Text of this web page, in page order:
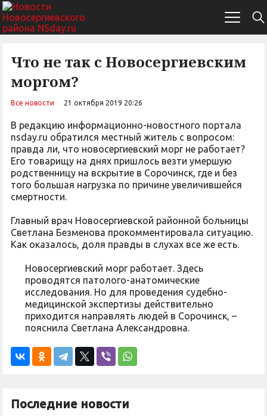
Что не так с Новосергиевским
моргом?
Все новости 21 октября 2019 20:26
В редакцию информационно-новостного портала
nsday.ru обратился местный житель с вопросом:
правда ли, что новосергиевский морг не работает?
Его товарищу на днях пришлось везти умершую
родственницу на вскрытие в Сорочинск, где и без
того большая нагрузка по причине увеличившейся
смертности.
Главный врач Новосергиевской районной больницы
Светлана Безменова прокомментировала ситуацию.
Как оказалось, доля правды в слухах все же есть.
Новосергиевский морг работает. Здесь
проводятся патолого-анатомические
исследования. Но для проведения судебно-
медицинской экспертизы действительно
приходится направлять людей в Сорочинск, –
пояснила Светлана Александровна.
Последние новости